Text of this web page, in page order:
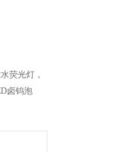
荧光灯，
卤钨泡